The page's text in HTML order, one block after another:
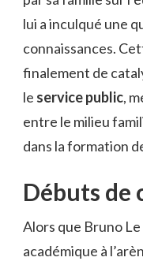
lui a inculqué une
connaissances.
finalement de
le service public,
entre le milieu
dans la formation
Débuts de
Alors que Bruno
académique à